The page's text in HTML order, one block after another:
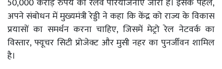
अपने संबोधन में मुख्यमंत्री रेड्डी ने कहा कि केंद्र को राज्य के विकास
प्रयासों का समर्थन करना चाहिए, जिसमें मेट्रो रेल नेटवर्क का
विस्तार, फ्यूचर सिटी प्रोजेक्ट और मुसी नहर का पुनर्जीवन शामिल
है।